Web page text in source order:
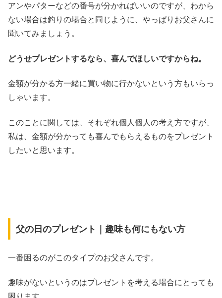
アンやパターなどの番号が分かればいいのですが、わから
ない場合は釣りの場合と同じように、やっぱりお父さんに
聞いてみましょう。
どうせプレゼントするなら、喜んでほしいですからね。
金額が分かる方一緒に買い物に行かないという方もいらっ
しゃいます。
このことに関しては、それぞれ個人個人の考え方ですが、
私は、金額が分かっても喜んでもらえるものをプレゼント
したいと思います。
父の日のプレゼント｜趣味も何にもない方
一番困るのがこのタイプのお父さんです。
趣味がないというのはプレゼントを考える場合にとっても